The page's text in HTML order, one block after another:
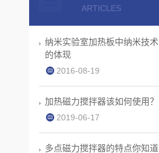
ARTICLES
纳米实验室加热板中纳米技术
的体现
2016-08-19
加热磁力搅拌器该如何使用？
2019-06-17
多点磁力搅拌器的特点你知道